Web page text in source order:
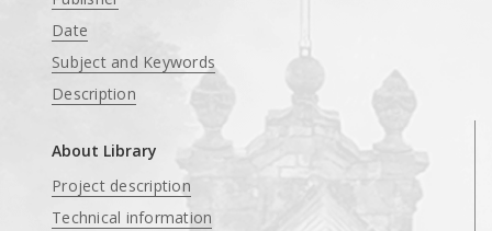
Date
Subject and Keywords
Description
About Library
Project description
Technical information